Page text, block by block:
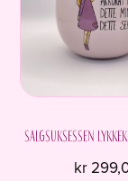
Salgsuksessen
kr